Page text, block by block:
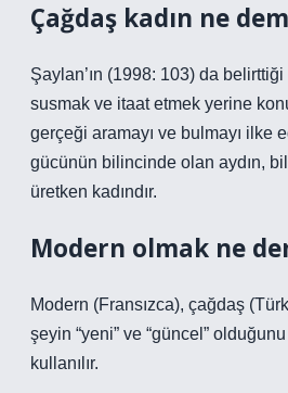
Çağdaş kadın ne
Şaylan’ın (1998: 103) da
susmak ve itaat etmek yerine
gerçeği aramayı ve bulmayı ilke
gücünün bilincinde olan aydın,
üretken kadındır.
Modern olmak ne
Modern (Fransızca), çağdaş
şeyin “yeni” ve “güncel”
kullanılır.